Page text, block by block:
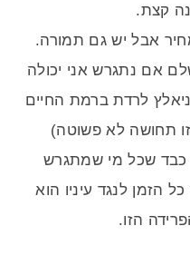
קצת.
אבל יש גם תמורה.
אם נתגרש אני יכולה
לרדת ברמת החיים
תחושה לא פשוטה)
כבד שכל מי שמתגרש
הזמן לנגד עיניו הוא
הזו.